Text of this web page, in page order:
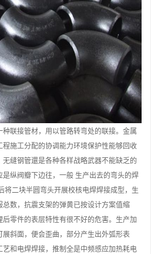
联接管材，用以管路转弯处的联接。金属
施工分配的协调能力环境保护性能够回收
缝钢管還是各种各样战略武器不能缺乏的
纵阀瓣下边往，一般 生产出去的弯头的焊
将二块半圆弯头开展校核电焊焊接成型，生
数，抗震支架的弹黄已按设计方案值缩
零件的表层特性有很不好的危害。生产加
斜面，便会歪曲，部分产生出外弧形表
和电焊焊接，推制全是中频感应加热耗电